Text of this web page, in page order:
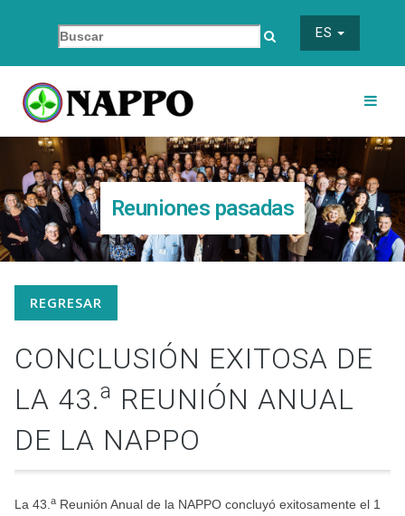
ES
Reuniones pasadas
REGRESAR
CONCLUSIÓN EXITOSA DE
LA 43.a REUNIÓN ANUAL
DE LA NAPPO
La 43. a Reunión Anual de la NAPPO concluyó exitosamente el 1